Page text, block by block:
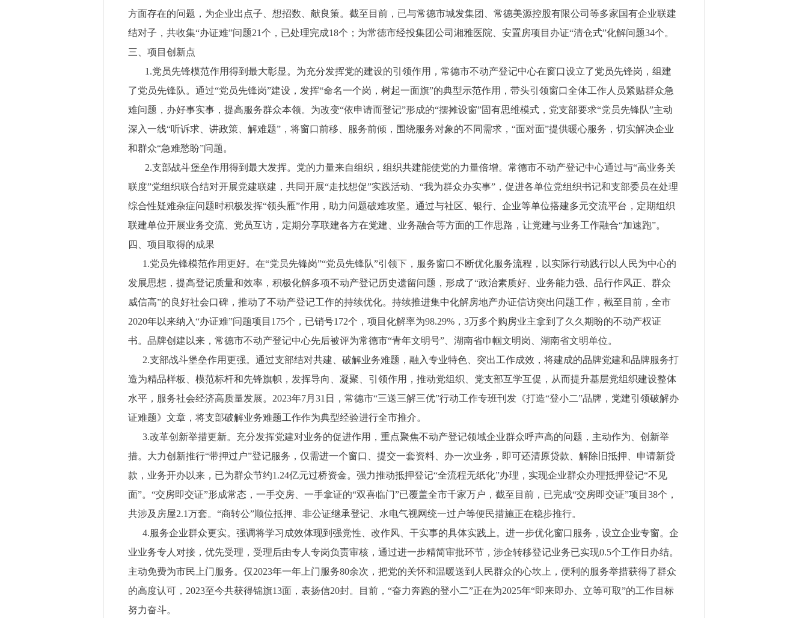
方面存在的问题，为企业出点子、想招数、献良策。截至目前，已与常德市城发集团、常德美源控股有限公司等多家国有企业联建
结对子，共收集“办证难”问题21个，已处理完成18个；为常德市经投集团公司湘雅医院、安置房项目办证“清仓式”化解问题34个。
三、项目创新点
1.党员先锋模范作用得到最大彰显。为充分发挥党的建设的引领作用，常德市不动产登记中心在窗口设立了党员先锋岗，组建
了党员先锋队。通过“党员先锋岗”建设，发挥“命名一个岗，树起一面旗”的典型示范作用，带头引领窗口全体工作人员紧贴群众急
难问题，办好事实事，提高服务群众本领。为改变“依申请而登记”形成的“摆摊设窗”固有思维模式，党支部要求“党员先锋队”主动
深入一线“听诉求、讲政策、解难题”，将窗口前移、服务前倾，围绕服务对象的不同需求，“面对面”提供暖心服务，切实解决企业
和群众“急难愁盼”问题。
2.支部战斗堡垒作用得到最大发挥。党的力量来自组织，组织共建能使党的力量倍增。常德市不动产登记中心通过与“高业务关
联度”党组织联合结对开展党建联建，共同开展“走找想促”实践活动、“我为群众办实事”，促进各单位党组织书记和支部委员在处理
综合性疑难杂症问题时积极发挥“领头雁”作用，助力问题破难攻坚。通过与社区、银行、企业等单位搭建多元交流平台，定期组织
联建单位开展业务交流、党员互访，定期分享联建各方在党建、业务融合等方面的工作思路，让党建与业务工作融合“加速跑”。
四、项目取得的成果
1.党员先锋模范作用更好。在“党员先锋岗”“党员先锋队”引领下，服务窗口不断优化服务流程，以实际行动践行以人民为中心的
发展思想，提高登记质量和效率，积极化解多项不动产登记历史遗留问题，形成了“政治素质好、业务能力强、品行作风正、群众
威信高”的良好社会口碑，推动了不动产登记工作的持续优化。持续推进集中化解房地产办证信访突出问题工作，截至目前，全市
2020年以来纳入“办证难”问题项目175个，已销号172个，项目化解率为98.29%，3万多个购房业主拿到了久久期盼的不动产权证
书。品牌创建以来，常德市不动产登记中心先后被评为常德市“青年文明号”、湖南省巾帼文明岗、湖南省文明单位。
2.支部战斗堡垒作用更强。通过支部结对共建、破解业务难题，融入专业特色、突出工作成效，将建成的品牌党建和品牌服务打
造为精品样板、模范标杆和先锋旗帜，发挥导向、凝聚、引领作用，推动党组织、党支部互学互促，从而提升基层党组织建设整体
水平，服务社会经济高质量发展。2023年7月31日，常德市“三送三解三优”行动工作专班刊发《打造“登小二”品牌，党建引领破解办
证难题》文章，将支部破解业务难题工作作为典型经验进行全市推介。
3.改革创新举措更新。充分发挥党建对业务的促进作用，重点聚焦不动产登记领域企业群众呼声高的问题，主动作为、创新举
措。大力创新推行“带押过户”登记服务，仅需进一个窗口、提交一套资料、办一次业务，即可还清原贷款、解除旧抵押、申请新贷
款，业务开办以来，已为群众节约1.24亿元过桥资金。强力推动抵押登记“全流程无纸化”办理，实现企业群众办理抵押登记“不见
面”。“交房即交证”形成常态，一手交房、一手拿证的“双喜临门”已覆盖全市千家万户，截至目前，已完成“交房即交证”项目38个，
共涉及房屋2.1万套。“商转公”顺位抵押、非公证继承登记、水电气视网统一过户等便民措施正在稳步推行。
4.服务企业群众更实。强调将学习成效体现到强党性、改作风、干实事的具体实践上。进一步优化窗口服务，设立企业专窗。企
业业务专人对接，优先受理，受理后由专人专岗负责审核，通过进一步精简审批环节，涉企转移登记业务已实现0.5个工作日办结。
主动免费为市民上门服务。仅2023年一年上门服务80余次，把党的关怀和温暖送到人民群众的心坎上，便利的服务举措获得了群众
的高度认可，2023至今共获得锦旗13面，表扬信20封。目前，“奋力奔跑的登小二”正在为2025年“即来即办、立等可取”的工作目标
努力奋斗。